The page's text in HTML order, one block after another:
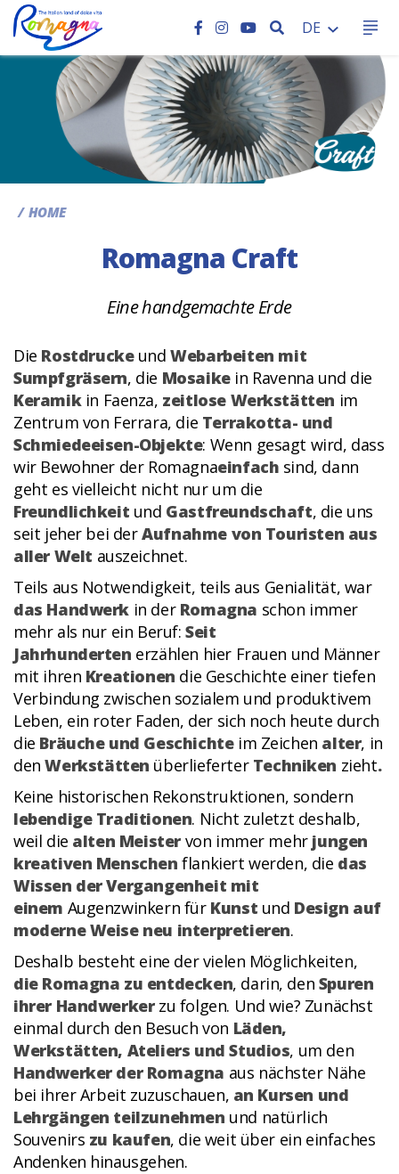
SEARCH
DE
CC
HOME
Romagna Craft
Eine handgemachte Erde
Die Rostdrucke undWebarbeiten mit
Sumpfgräsern, die Mosaike in Ravenna und die
Keramik in Faenza, zeitlose Werkstätten im
Zentrum von Ferrara, die Terrakotta- und
Schmiedeeisen-Objekte: Wenn gesagt wird, dass
wir Bewohner der Romagnaeinfach sind, dann
geht es vielleicht nicht nur um die
Freundlichkeit und Gastfreundschaft, die uns
seit jeher bei derAufnahme von Touristen aus
aller Welt auszeichnet.
Teils aus Notwendigkeit, teils aus Genialität, war
das Handwerk in der Romagna schon immer
mehr als nur ein Beruf:Seit
Jahrhunderten erzählen hier Frauen und Männer
mit ihren Kreationen die Geschichte einer tiefen
Verbindung zwischen sozialem und produktivem
Leben, ein roter Faden, der sich noch heute durch
die Bräuche und Geschichte im Zeichen alter, in
denWerkstätten überlieferter Techniken zieht.
Keine historischen Rekonstruktionen, sondern
lebendige Traditionen. Nicht zuletzt deshalb,
weil die alten Meister von immer mehr jungen
kreativen Menschenflankiert werden, die das
Wissen der Vergangenheit mit
einem Augenzwinkern für Kunst und Design auf
moderne Weise neu interpretieren.
Deshalb besteht eine der vielen Möglichkeiten,
die Romagna zu entdecken, darin, den Spuren
ihrer Handwerker zu folgen. Und wie? Zunächst
einmal durch den Besuch von Läden,
Werkstätten, Ateliers und Studios, um den
Handwerker der Romagna aus nächster Nähe
bei ihrer Arbeit zuzuschauen, an Kursen und
Lehrgängen teilzunehmen und natürlich
Souvenirs zu kaufen, die weit über ein einfaches
Andenken hinausgehen.